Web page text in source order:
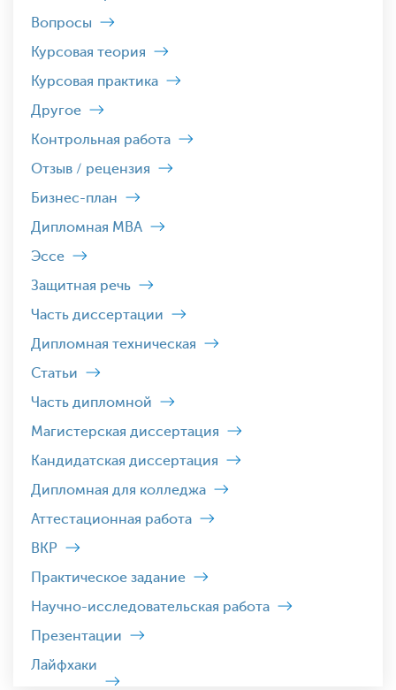
Вопросы
Курсовая теория
Курсовая практика
Другое
Контрольная работа
Отзыв / рецензия
Бизнес-план
Дипломная MBA
Эссе
Защитная речь
Часть диссертации
Дипломная техническая
Статьи
Часть дипломной
Магистерская диссертация
Кандидатская диссертация
Дипломная для колледжа
Аттестационная работа
ВКР
Практическое задание
Научно-исследовательская работа
Презентации
Лайфхаки